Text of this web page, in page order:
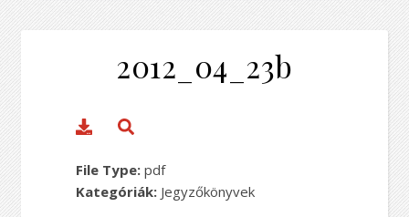
2012_04_23b
File Type: pdf
Kategóriák: Jegyzőkönyvek